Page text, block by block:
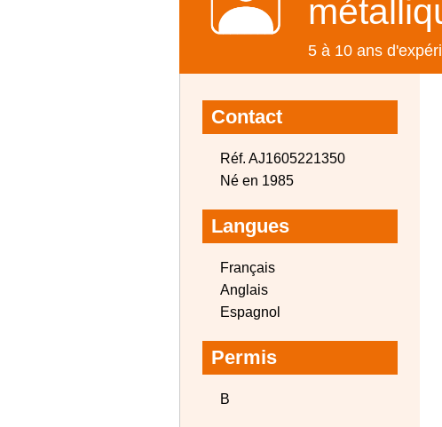
5 à 10 ans
Contact
Réf. AJ1605221350
Né en 1985
Langues
Français
Anglais
Espagnol
Permis
B